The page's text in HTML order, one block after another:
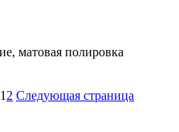
матовая полировка
1 2 Следующая страница